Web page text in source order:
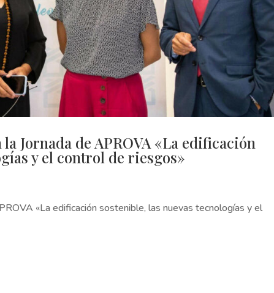
Jornada de APROVA «La edificación
y el control de riesgos»
«La edificación sostenible, las nuevas tecnologías y el